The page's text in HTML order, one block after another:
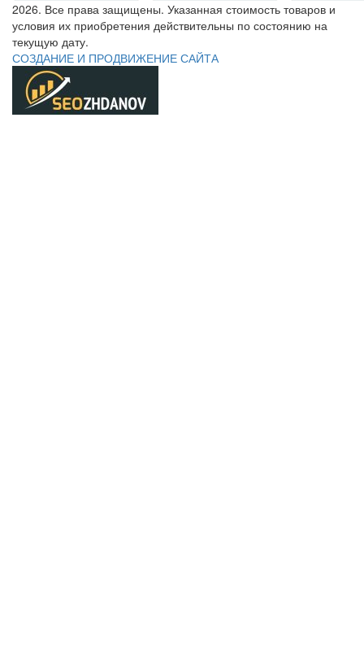
2026. Все права защищены. Указанная стоимость товаров и
условия их приобретения действительны по состоянию на
текущую дату.
СОЗДАНИЕ И ПРОДВИЖЕНИЕ САЙТА